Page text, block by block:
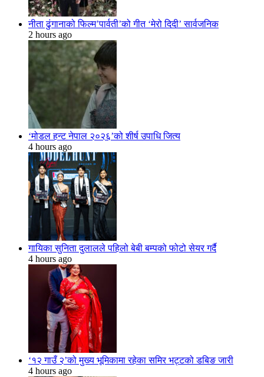
नीता ढुंगानाको फिल्म’पार्वती’को गीत ‘मेरो दिदी’ सार्वजनिक
2 hours ago
‘मोडल हन्ट नेपाल २०२६’को शीर्ष उपाधि जित्य
4 hours ago
गायिका सुनिता दुलालले पहिलो बेबी बम्पको फोटो सेयर गर्दै
4 hours ago
‘१२ गाउँ २’को मुख्य भूमिकामा रहेका समिर भट्टको डबिङ जारी
4 hours ago